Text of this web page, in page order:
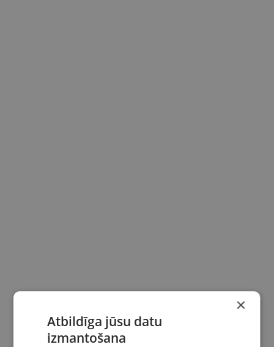
×
Atbildīga jūsu datu
izmantošana